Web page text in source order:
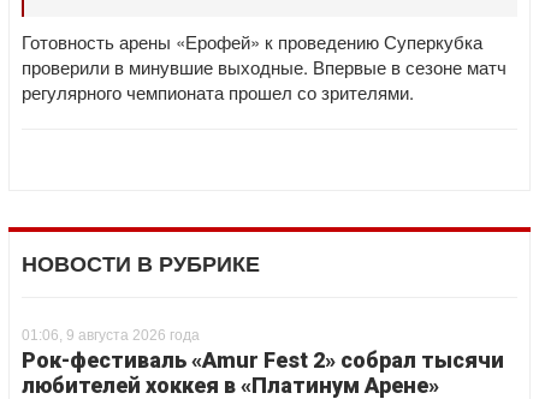
Готовность арены «Ерофей» к проведению Суперкубка
проверили в минувшие выходные. Впервые в сезоне матч
регулярного чемпионата прошел со зрителями.
НОВОСТИ В РУБРИКЕ
01:06, 9 августа 2026 года
Рок-фестиваль «Amur Fest 2» собрал тысячи
любителей хоккея в «Платинум Арене»